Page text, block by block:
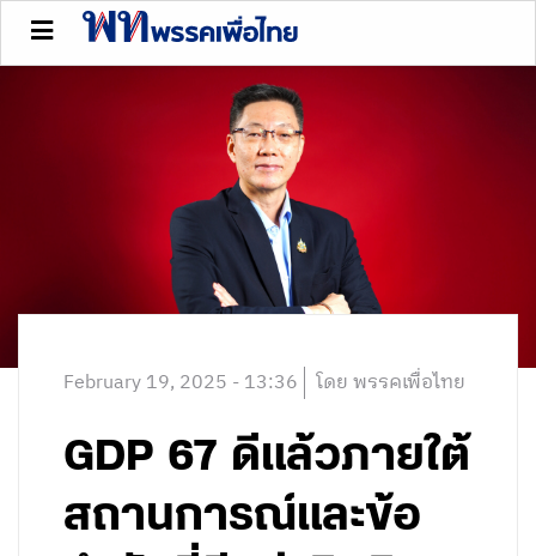
February 19, 2025 - 13:36 โดย พรรคเพื่อไทย
GDP 67 ดีแล้วภายใต้
สถานการณ์และข้อ